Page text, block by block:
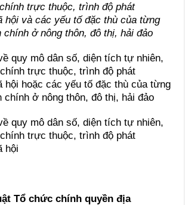
trực thuộc, trình độ phát
hội và các yếu tố đặc thù của từng
chính ở nông thôn, đô thị, hải đảo
quy mô dân số, diện tích tự nhiên,
trực thuộc, trình độ phát
hội hoặc các yếu tố đặc thù của từng
chính ở nông thôn, đô thị, hải đảo
quy mô dân số, diện tích tự nhiên,
trực thuộc, trình độ phát
hội
Tổ chức chính quyền địa